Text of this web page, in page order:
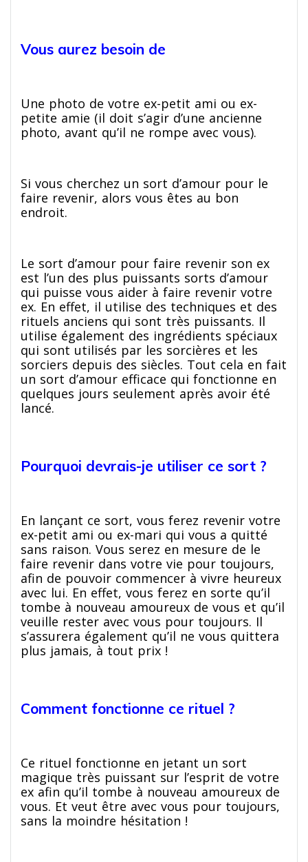
Vous aurez besoin de
Une photo de votre ex-petit ami ou ex-
petite amie (il doit s’agir d’une ancienne
photo, avant qu’il ne rompe avec vous).
Si vous cherchez un sort d’amour pour le
faire revenir, alors vous êtes au bon
endroit.
Le sort d’amour pour faire revenir son ex
est l’un des plus puissants sorts d’amour
qui puisse vous aider à faire revenir votre
ex. En effet, il utilise des techniques et des
rituels anciens qui sont très puissants. Il
utilise également des ingrédients spéciaux
qui sont utilisés par les sorcières et les
sorciers depuis des siècles. Tout cela en fait
un sort d’amour efficace qui fonctionne en
quelques jours seulement après avoir été
lancé.
Pourquoi devrais-je utiliser ce sort ?
En lançant ce sort, vous ferez revenir votre
ex-petit ami ou ex-mari qui vous a quitté
sans raison. Vous serez en mesure de le
faire revenir dans votre vie pour toujours,
afin de pouvoir commencer à vivre heureux
avec lui. En effet, vous ferez en sorte qu’il
tombe à nouveau amoureux de vous et qu’il
veuille rester avec vous pour toujours. Il
s’assurera également qu’il ne vous quittera
plus jamais, à tout prix !
Comment fonctionne ce rituel ?
Ce rituel fonctionne en jetant un sort
magique très puissant sur l’esprit de votre
ex afin qu’il tombe à nouveau amoureux de
vous. Et veut être avec vous pour toujours,
sans la moindre hésitation !